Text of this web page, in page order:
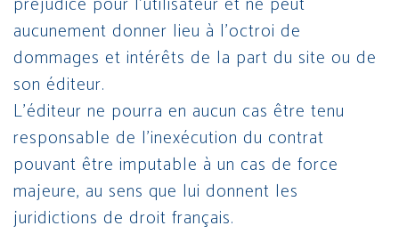
aucunement donner lieu à l’octroi de
dommages et intérêts de la part du site ou de
son éditeur.
L’éditeur ne pourra en aucun cas être tenu
responsable de l’inexécution du contrat
pouvant être imputable à un cas de force
majeure, au sens que lui donnent les
juridictions de droit français.